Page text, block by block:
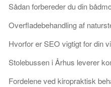
Sådan forbereder du din
Overfladebehandling af
Hvorfor er SEO vigtigt for din
Stolebussen i Århus leverer
Fordelene ved kiropraktisk